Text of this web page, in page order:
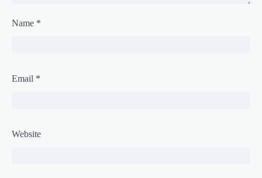
Name *
Email *
Website